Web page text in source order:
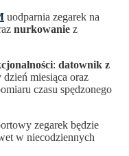
uodparnia zegarek na
nurkowanie z
: datownik z
miesiąca oraz
czasu spędzonego
zegarek będzie
w niecodziennych